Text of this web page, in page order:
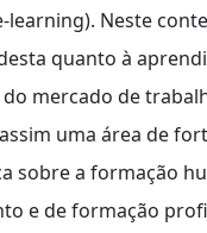
Neste
quanto à
mercado de
uma área de
sobre a formação
e de formação